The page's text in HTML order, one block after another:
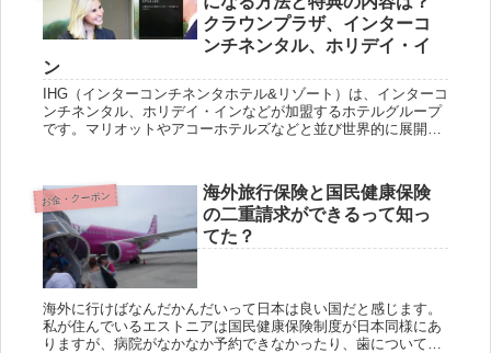
クラウンプラザ、インターコ
ンチネンタル、ホリデイ・イ
ン
IHG（インターコンチネンタホテル&リゾート）は、インターコ
ンチネンタル、ホリデイ・インなどが加盟するホテルグループ
です。マリオットやアコーホテルズなどと並び世界的に展開す
お金・クーポン
海外旅行保険と国民健康保険
の二重請求ができるって知っ
てた？
海外に行けばなんだかんだいって日本は良い国だと感じます。
私が住んでいるエストニアは国民健康保険制度が日本同様にあ
りますが、病院がなかなか予約できなかったり、歯については